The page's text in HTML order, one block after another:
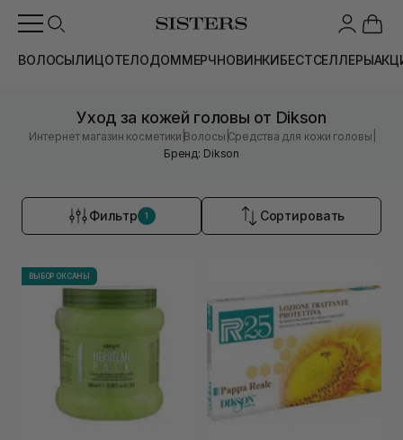
ВОЛОСЫЛИЦОТЕЛОДОММЕРЧНОВИНКИБЕСТСЕЛЛЕРЫ
Уход за кожей головы от Dikson
Интернет магазин косметики |Волосы |Средства для кожи головы
Бренд: Dikson
Фильтр 1 Сортировать
ВЫБОР ОКСАНЫ